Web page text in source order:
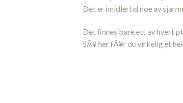
Det er imidlertid noe av
Det finnes bare ett av hvert
SÃ¥ her fÃ¥r du virkelig et